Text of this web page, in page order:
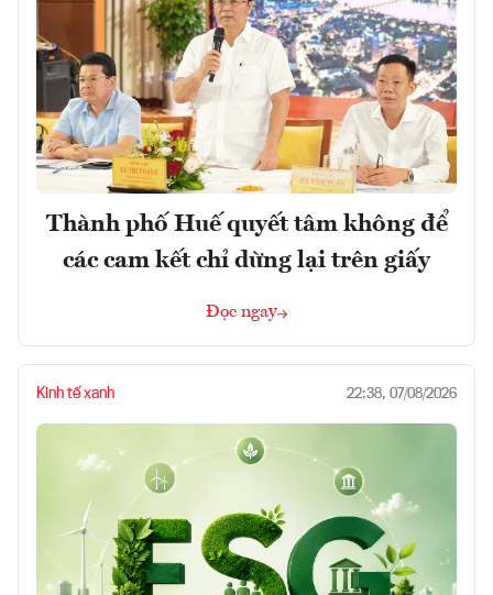
Thành phố Huế quyết tâm không để
các cam kết chỉ dừng lại trên giấy
Đọc ngay
Kinh tế xanh 22:38, 07/08/2026